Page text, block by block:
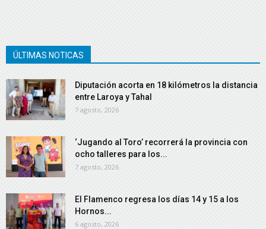
ÚLTIMAS NOTICAS
Diputación acorta en 18 kilómetros la distancia
entre Laroya y Tahal
7 agosto, 2026
‘Jugando al Toro’ recorrerá la provincia con
ocho talleres para los...
7 agosto, 2026
El Flamenco regresa los días 14 y 15 a los
Hornos...
6 agosto, 2026